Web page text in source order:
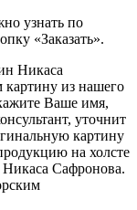
узнать по
«Заказать».
Никаса
из нашего
Ваше имя,
уточнит
картину
на холсте
Сафронова.